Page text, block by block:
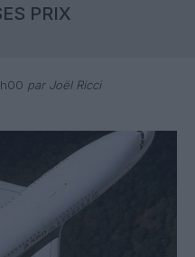
PRIX
par Joël Ricci